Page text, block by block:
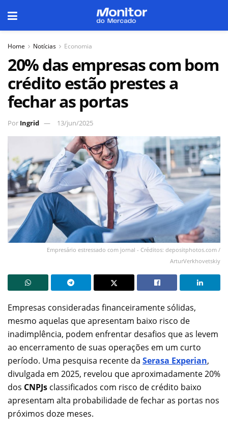
Home Notícias Economia
20% das empresas com bom
crédito estão prestes a
fechar as portas
Por Ingrid 13/jun/2025
Empresário estressado com jornal - Créditos: depositphotos.com /
ArturVerkhovetskiy
Empresas consideradas financeiramente sólidas,
mesmo aquelas que apresentam baixo risco de
inadimplência, podem enfrentar desafios que as levem
ao encerramento de suas operações em um curto
período. Uma pesquisa recente da Serasa Experian,
divulgada em 2025, revelou que aproximadamente 20%
dos CNPJs classificados com risco de crédito baixo
apresentam alta probabilidade de fechar as portas nos
próximos doze meses.